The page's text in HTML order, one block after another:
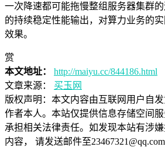
一次降速都可能拖慢整组服务器集群
的持续稳定性能输出，对算力业务的
效果。
赏
本文地址：
http://maiyu.cc/844186.html
文章来源：
买玉网
版权声明： 本文内容由互联网用户自
作者本人。本站仅提供信息存储空间
承担相关法律责任。如发现本站有涉
内容， 请发送邮件至